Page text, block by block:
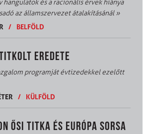
hangulatok és a racionális érvek hiánya
az államszervezet átalakításánál»
/ BELFÖLD
EREDETE
programját évtizedekkel ezelőtt
/ KÜLFÖLD
ŐSI TITKA ÉS EURÓPA SORSA